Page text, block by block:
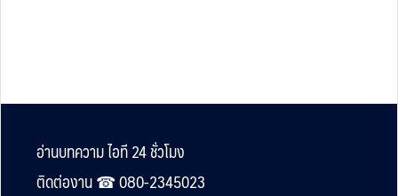
Footer
อ่านบทความ ไอที 24 ชั่วโมง
ติดต่องาน ☎︎ 080-2345023